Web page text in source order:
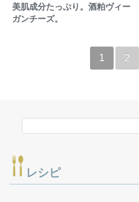
美肌成分たっぷり。酒粕ヴィー
ガンチーズ。
1 2
レシピ